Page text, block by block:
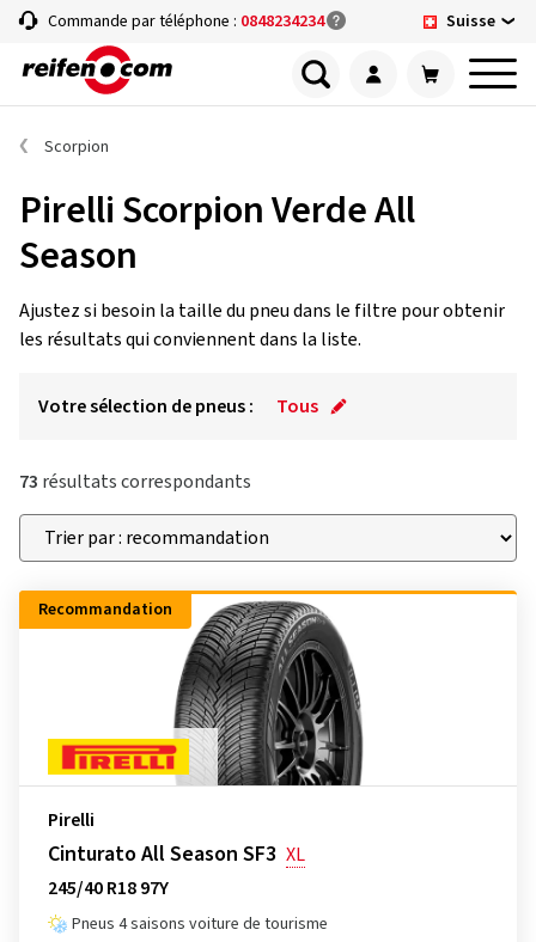
Commande par téléphone : 0848234234 Suisse
Scorpion
Pirelli Scorpion Verde All
Season
Ajustez si besoin la taille du pneu dans le filtre pour obtenir
les résultats qui conviennent dans la liste.
Votre sélection de pneus : Tous
73 résultats correspondants
Recommandation
Pirelli
Cinturato All Season SF3 XL
245/40 R18 97Y
Pneus 4 saisons voiture de tourisme